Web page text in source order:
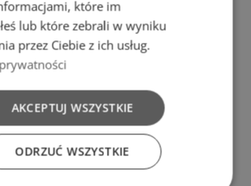
wprowadza świeżość
i lekkość do wnętrza,
komponuje się z
innymi naczyniami.
Miska jest łatwa w
czyszczeniu i
które im
lub które zebrali w wyniku
przez Ciebie z ich usług.
AKCEPTUJ WSZYSTKIE
ODRZUĆ WSZYSTKIE